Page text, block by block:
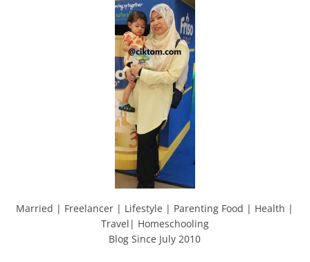
Married | Freelancer | Lifestyle | Parenting Food | Health |
Travel| Homeschooling
Blog Since July 2010